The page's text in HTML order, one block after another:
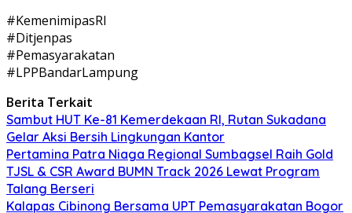
#KemenimipasRI
#Ditjenpas
#Pemasyarakatan
#LPPBandarLampung
Berita Terkait
Sambut HUT Ke-81 Kemerdekaan RI, Rutan Sukadana
Gelar Aksi Bersih Lingkungan Kantor
Pertamina Patra Niaga Regional Sumbagsel Raih Gold
TJSL & CSR Award BUMN Track 2026 Lewat Program
Talang Berseri
Kalapas Cibinong Bersama UPT Pemasyarakatan Bogor